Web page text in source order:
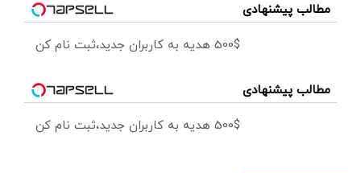
مطالب پیشنهادی
500$ هدیه به کاربران جدید،ثبت نام کن
مطالب پیشنهادی
500$ هدیه به کاربران جدید،ثبت نام کن